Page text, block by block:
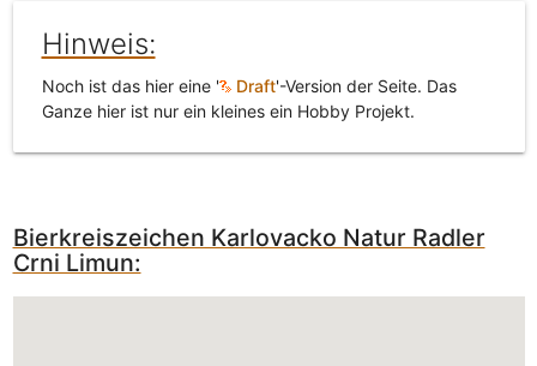
Hinweis:
Noch ist das hier eine ' Draft'-Version der Seite. Das
Ganze hier ist nur ein kleines ein Hobby Projekt.
Bierkreiszeichen Karlovacko Natur Radler
Crni Limun: